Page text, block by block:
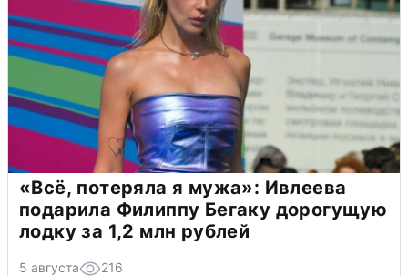
«Всё, потеряла я мужа»: Ивлеева
подарила Филиппу Бегаку дорогущую
лодку за 1,2 млн рублей
5 августа 216